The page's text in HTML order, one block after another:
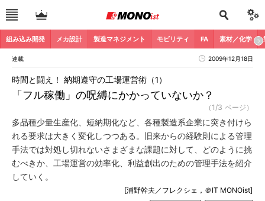
組み込み開発 メカ設計 製造マネジメント モビリティ FA 素材／化学
連載 2009年12月18日
「フル稼働」の呪縛にかかっていないか？
時間と闘え！ 納期遵守の工場運営術（1）
（1/3 ページ）
多品種少量生産化、短納期化など、各種製造系企業に突き付けら
れる要求は大きく変化しつつある。旧来からの経験則による管理
手法では対処し切れないさまざまな課題に対して、どのように挑
むべきか、工場運営の効率化、利益創出のための管理手法を紹介
していく。
[浦野幹夫／フレクシェ，＠IT MONOist]